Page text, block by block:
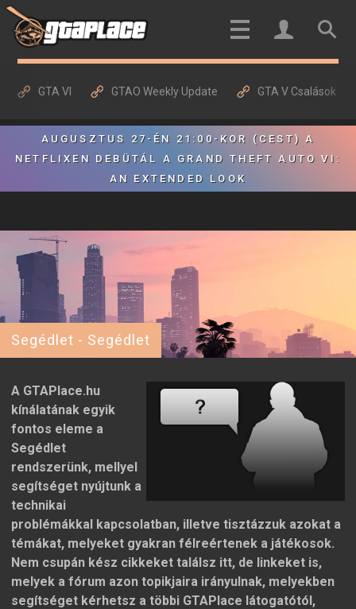
GTA VI GTAO Weekly Update GTA V Csalások
AUGUSZTUS 27-ÉN 21:00-KOR (CEST) A
NETFLIXEN DEBÜTÁL A GRAND THEFT AUTO VI:
AN EXTENDED LOOK
Segédlet - Segédlet
A GTAPlace.hu
kínálatának egyik
fontos eleme a
Segédlet
rendszerünk, mellyel
segítséget nyújtunk a
technikai
problémákkal kapcsolatban, illetve tisztázzuk azokat a
témákat, melyeket gyakran félreértenek a játékosok.
Nem csupán kész cikkeket találsz itt, de linkeket is,
melyek a fórum azon topikjaira irányulnak, melyekben
segítséget kérhetsz a többi GTAPlace látogatótól,